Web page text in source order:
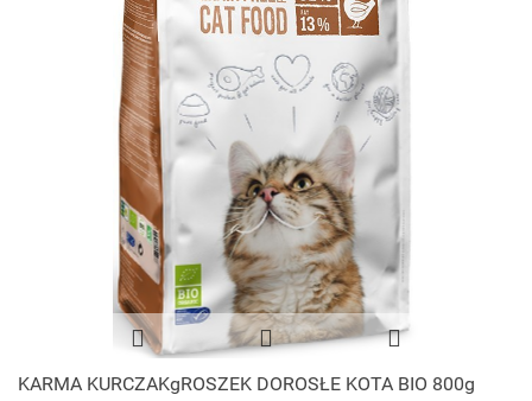
KARMA KURCZAKgROSZEK DOROSŁE KOTA BIO 800g